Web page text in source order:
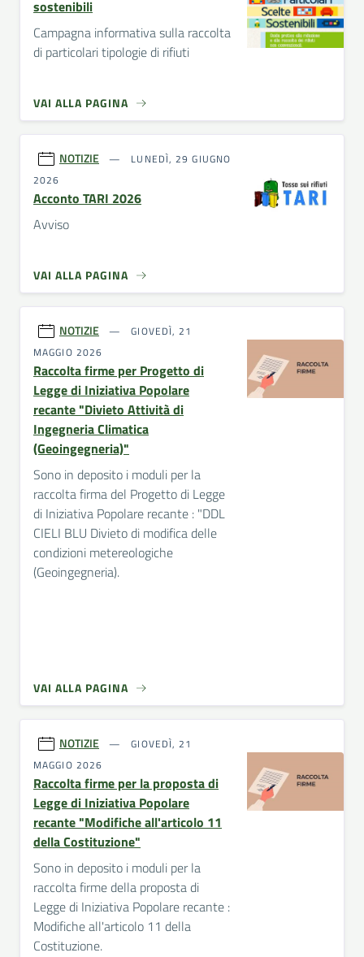
sostenibili
Campagna informativa sulla raccolta
di particolari tipologie di rifiuti
VAI ALLA PAGINA
NOTIZIE
LUNEDÌ, 29 GIUGNO
2026
Acconto TARI 2026
Avviso
VAI ALLA PAGINA
NOTIZIE
GIOVEDÌ, 21
MAGGIO 2026
Raccolta firme per Progetto di
Legge di Iniziativa Popolare
recante "Divieto Attività di
Ingegneria Climatica
(Geoingegneria)"
Sono in deposito i moduli per la
raccolta firma del Progetto di Legge
di Iniziativa Popolare recante : "DDL
CIELI BLU Divieto di modifica delle
condizioni metereologiche
(Geoingegneria).
VAI ALLA PAGINA
NOTIZIE
GIOVEDÌ, 21
MAGGIO 2026
Raccolta firme per la proposta di
Legge di Iniziativa Popolare
recante "Modifiche all'articolo 11
della Costituzione"
Sono in deposito i moduli per la
raccolta firme della proposta di
Legge di Iniziativa Popolare recante :
Modifiche all'articolo 11 della
Costituzione.